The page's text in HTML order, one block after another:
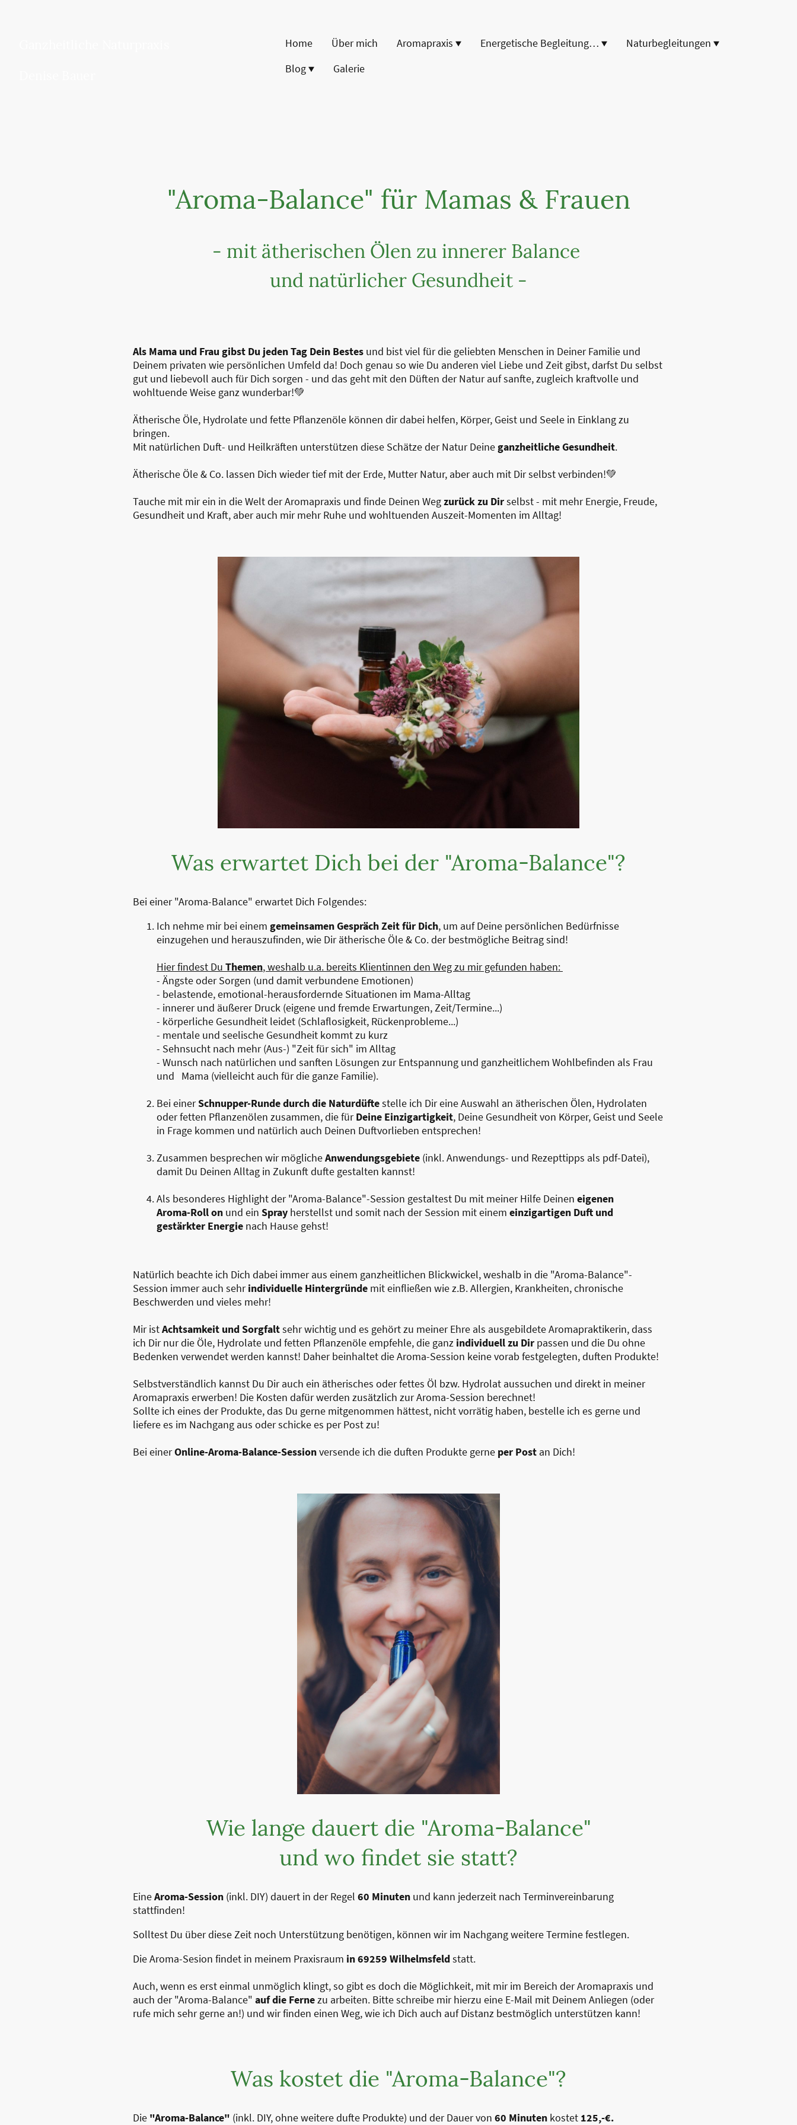
Home Über mich Aromapraxis Energetische Begleitungen
Naturbegleitungen
Blog
Galerie
"Aroma-Balance" für Mamas & Frauen
- mit ätherischen Ölen zu innerer Balance
und natürlicher Gesundheit -
Als Mama und Frau gibst Du jeden Tag Dein Bestes und bist viel für die geliebten Menschen in Deiner Familie und
Deinem privaten wie persönlichen Umfeld da! Doch genau so wie Du anderen viel Liebe und Zeit gibst, darfst Du selbst
gut und liebevoll auch für Dich sorgen - und das geht mit den Düften der Natur auf sanfte, zugleich kraftvolle und
wohltuende Weise ganz wunderbar!💚
Ätherische Öle, Hydrolate und fette Pflanzenöle können dir dabei helfen, Körper, Geist und Seele in Einklang zu
bringen.
Mit natürlichen Duft- und Heilkräften unterstützen diese Schätze der Natur Deine ganzheitliche Gesundheit.
Ätherische Öle & Co. lassen Dich wieder tief mit der Erde, Mutter Natur, aber auch mit Dir selbst verbinden!💚
Tauche mit mir ein in die Welt der Aromapraxis und finde Deinen Wegzurück zu Dirselbst - mit mehr Energie, Freude,
Gesundheit und Kraft, aber auch mir mehr Ruhe und wohltuenden Auszeit-Momenten im Alltag!
Was erwartet Dich bei der "Aroma-Balance"?
Bei einer "Aroma-Balance" erwartet Dich Folgendes:
Ich nehme mir bei einem gemeinsamen Gespräch Zeit für Dich, um auf Deine persönlichen Bedürfnisse
einzugehen und herauszufinden, wie Dir ätherische Öle & Co. der bestmögliche Beitrag sind!
Hier findest Du Themen, weshalb u.a. bereits Klientinnen den Weg zu mir gefunden haben:
- Ängste oder Sorgen (und damit verbundene Emotionen)
- belastende, emotional-herausfordernde Situationen im Mama-Alltag
- innerer und äußerer Druck (eigene und fremde Erwartungen, Zeit/Termine...)
- körperliche Gesundheit leidet (Schlaflosigkeit, Rückenprobleme...)
- mentale und seelische Gesundheit kommt zu kurz
- Sehnsucht nach mehr (Aus-) "Zeit für sich" im Alltag
- Wunsch nach natürlichen und sanften Lösungen zur Entspannung und ganzheitlichem Wohlbefinden als Frau
und Mama (vielleicht auch für die ganze Familie).
Bei einerSchnupper-Runde durch die Naturdüftestelle ich Dir eine Auswahl an ätherischen Ölen, Hydrolaten
oder fetten Pflanzenölen zusammen, die fürDeine Einzigartigkeit, Deine Gesundheit von Körper, Geist und Seele
in Frage kommen und natürlich auch Deinen Duftvorlieben entsprechen!
Zusammen besprechen wir möglicheAnwendungsgebiete (inkl. Anwendungs- und Rezepttipps als pdf-Datei),
damit Du Deinen Alltag in Zukunft dufte gestalten kannst!
Als besonderes Highlight der "Aroma-Balance"-Session gestaltest Du mit meiner Hilfe Deinen eigenen
Aroma-Roll on und ein Spray herstellst und somit nach der Session mit einem einzigartigen Duft und
gestärkter Energie nach Hause gehst!
Natürlich beachte ich Dich dabei immer aus einem ganzheitlichen Blickwickel, weshalb in die "Aroma-Balance"-
Session immer auch sehrindividuelle Hintergründe mit einfließen wie z.B. Allergien, Krankheiten, chronische
Beschwerden und vieles mehr!
Mir istAchtsamkeit und Sorgfaltsehr wichtig und es gehört zu meiner Ehre als ausgebildete Aromapraktikerin, dass
ich Dir nur die Öle, Hydrolate und fetten Pflanzenöle empfehle, die ganz individuell zu Dir passen und die Du ohne
Bedenken verwendet werden kannst! Daher beinhaltet die Aroma-Session keine vorab festgelegten, duften Produkte!
Selbstverständlich kannst Du Dir auch ein ätherisches oder fettes Öl bzw. Hydrolat aussuchen und direkt in meiner
Aromapraxis erwerben! Die Kosten dafür werden zusätzlich zur Aroma-Session berechnet!
Sollte ich eines der Produkte, das Du gerne mitgenommen hättest, nicht vorrätig haben, bestelle ich es gerne und
liefere es im Nachgang aus oder schicke es per Post zu!
Bei einerOnline-Aroma-Balance-Sessionversende ich die duften Produkte gerne per Post an Dich!
Wie lange dauert die "Aroma-Balance"
und wo findet sie statt?
EineAroma-Session (inkl. DIY) dauert in der Regel 60 Minuten und kann jederzeit nach Terminvereinbarung
stattfinden!
Solltest Du über diese Zeit noch Unterstützung benötigen, können wir im Nachgang weitere Termine festlegen.
Die Aroma-Sesion findet in meinem Praxisraum in 69259 Wilhelmsfeldstatt.
Auch, wenn es erst einmal unmöglich klingt, so gibt es doch die Möglichkeit, mit mir im Bereich der Aromapraxis und
auch der "Aroma-Balance" auf die Fernezu arbeiten. Bitte schreibe mir hierzu eine E-Mail mit Deinem Anliegen (oder
rufe mich sehr gerne an!) und wir finden einen Weg, wie ich Dich auch auf Distanz bestmöglich unterstützen kann!
Was kostet die "Aroma-Balance"?
Die "Aroma-Balance" (inkl. DIY, ohne weitere dufte Produkte) und der Dauer von 60 Minuten kostet 125,-€.